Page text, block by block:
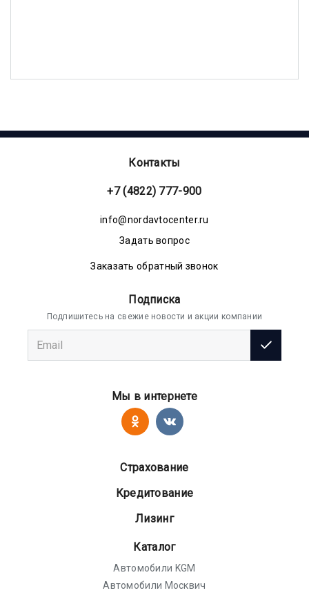
Контакты
+7 (4822) 777-900
info@nordavtocenter.ru
Задать вопрос
Заказать обратный звонок
Подписка
Подпишитесь на свежие новости и акции компании
Мы в интернете
Страхование
Кредитование
Лизинг
Каталог
Автомобили KGM
Автомобили Москвич